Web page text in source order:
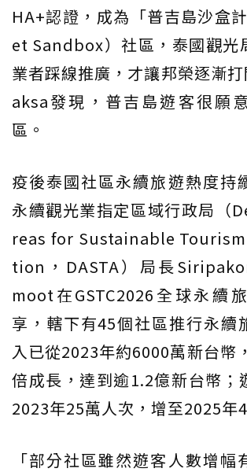
HA+認證，成為「普吉島沙盒
et Sandbox）社區，泰國觀光
業者踩線推廣，才讓邦榮逐漸
aksa發現，普吉島遊客很願
區。
疫後泰國社區永續旅遊熱度持
永續觀光業指定區域行政局（
reas for Sustainable
tion，DASTA）局長
moot在GSTC2026全球永續
享，轄下有45個社區推行永續
入已從2023年約6000萬新台幣
倍成長，達到逾1.2億新台幣；
2023年25萬人次，增至2025年
「部分社區雖然遊客人數增幅